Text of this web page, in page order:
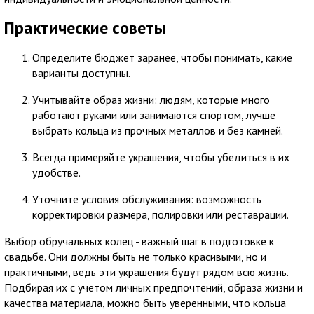
Практические советы
Определите бюджет заранее, чтобы понимать, какие
варианты доступны.
Учитывайте образ жизни: людям, которые много
работают руками или занимаются спортом, лучше
выбрать кольца из прочных металлов и без камней.
Всегда примеряйте украшения, чтобы убедиться в их
удобстве.
Уточните условия обслуживания: возможность
корректировки размера, полировки или реставрации.
Выбор обручальных колец - важный шаг в подготовке к
свадьбе. Они должны быть не только красивыми, но и
практичными, ведь эти украшения будут рядом всю жизнь.
Подбирая их с учетом личных предпочтений, образа жизни и
качества материала, можно быть уверенными, что кольца